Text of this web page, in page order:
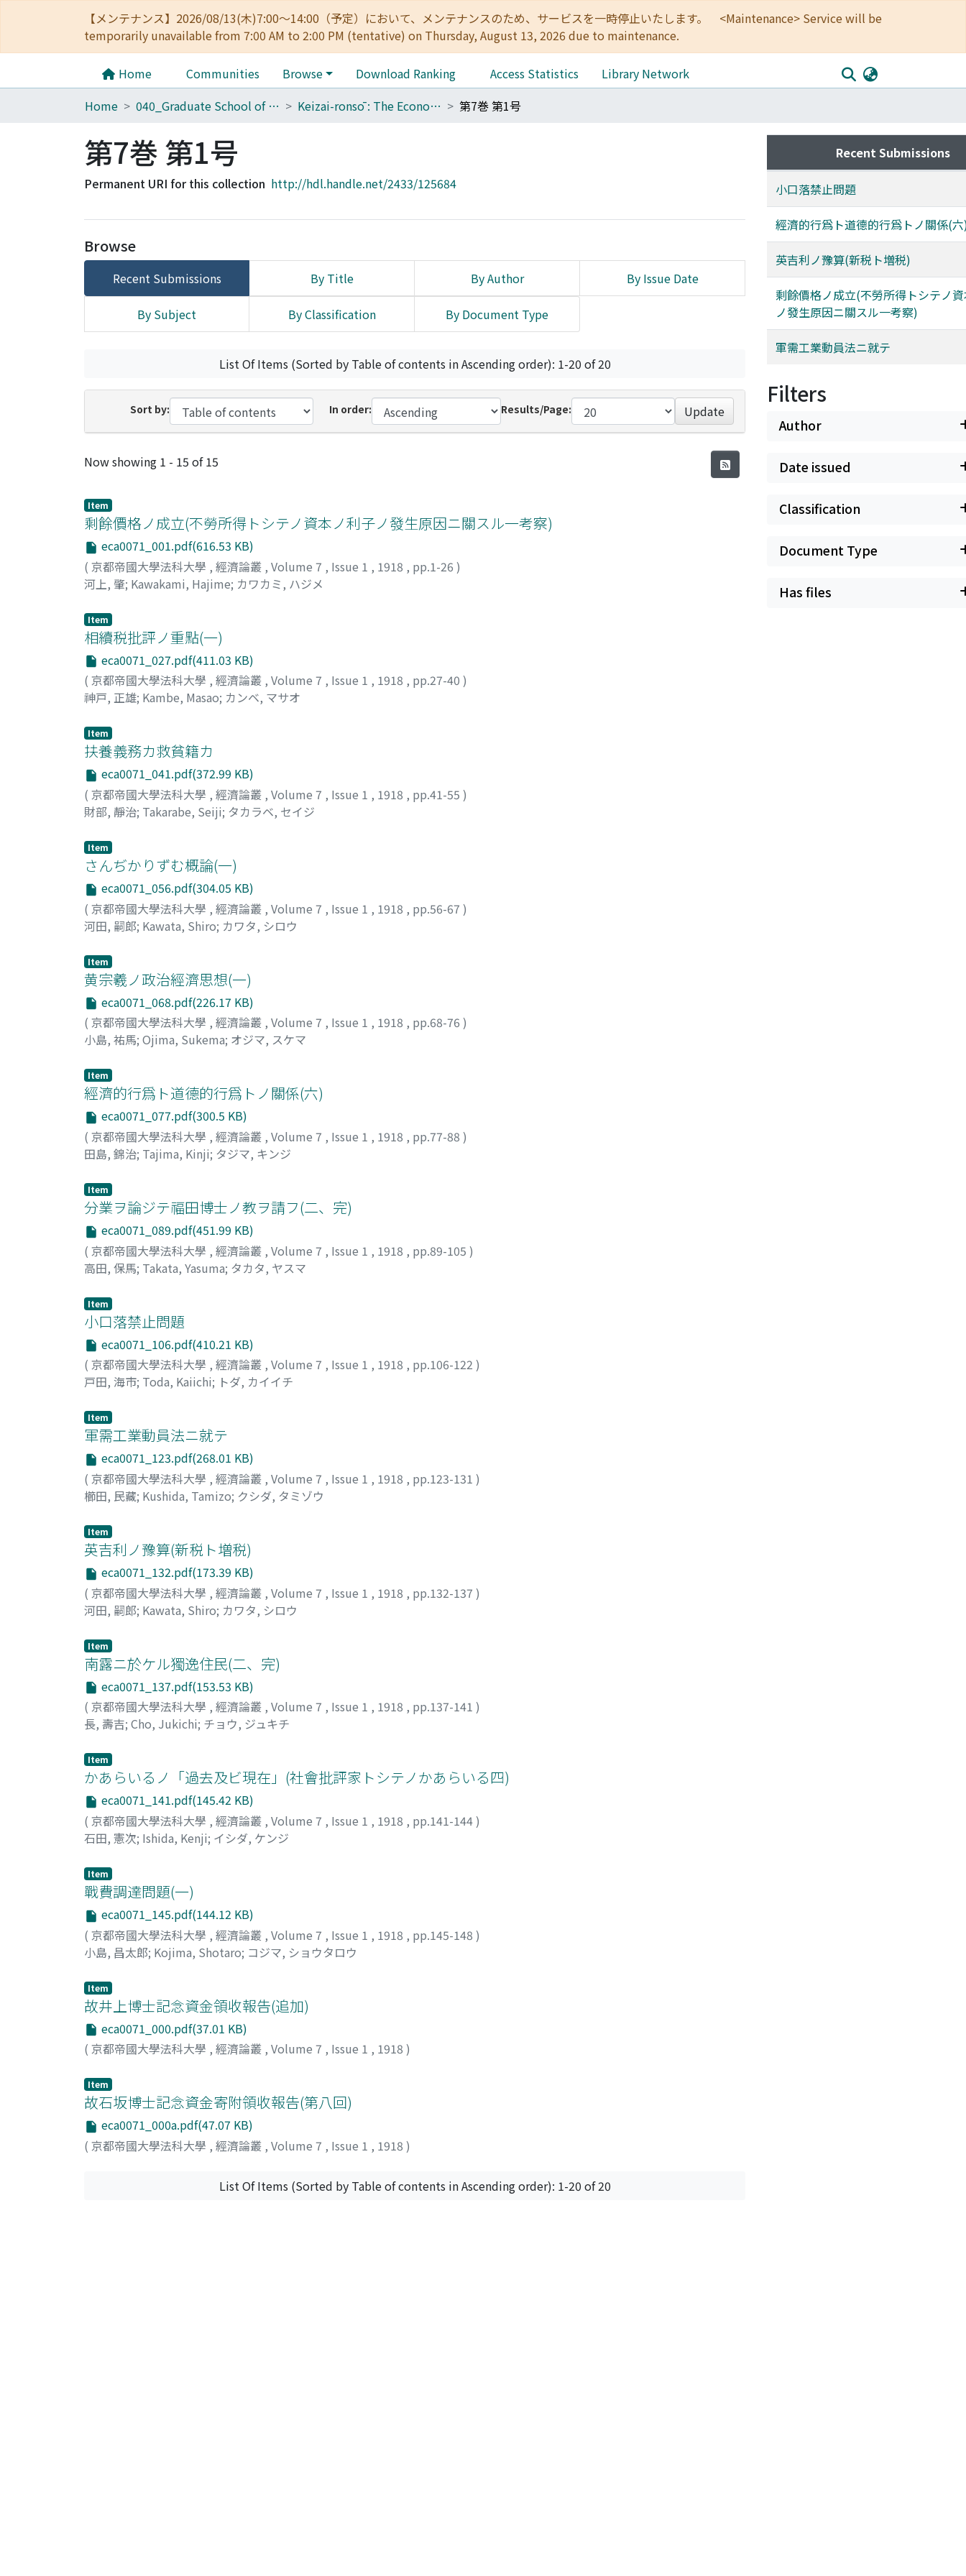
【メンテナンス】2026/08/13(木)7:00～14:00（予定）において、メンテナンスのため、サービスを一時停止いたします。 <Maintenance> Service will be
temporarily unavailable from 7:00 AM to 2:00 PM (tentative) on Thursday, August 13, 2026 due to maintenance.
Home Communities Browse Download Ranking Access Statistics
Library Network
Home
040_Graduate School of Economics Keizai-ronsō : The Economic Review 第7巻 第1号
第7巻 第1号
Permanent URI for this collection http://hdl.handle.net/2433/125684
Browse
Recent Submissions By Title By Author By Issue Date
By Subject By Classification By Document Type
List Of Items (Sorted by Table of contents in Ascending order): 1-20 of 20
Sort by: In order: Results/Page: Update
Recent Submissions
Now showing 1 - 15 of 15
Item
剩餘價格ノ成立(不勞所得トシテノ資本ノ利子ノ發生原因ニ關スル一考察)
eca0071_001.pdf(616.53 KB)
( 京都帝國大學法科大學 , 經濟論叢 , Volume 7 , Issue 1 , 1918 , pp.1-26 )
河上, 肇; Kawakami, Hajime; カワカミ, ハジメ
Item
相續税批評ノ重點(一)
eca0071_027.pdf(411.03 KB)
( 京都帝國大學法科大學 , 經濟論叢 , Volume 7 , Issue 1 , 1918 , pp.27-40 )
神戸, 正雄; Kambe, Masao; カンベ, マサオ
Item
扶養義務カ救貧籍カ
eca0071_041.pdf(372.99 KB)
( 京都帝國大學法科大學 , 經濟論叢 , Volume 7 , Issue 1 , 1918 , pp.41-55 )
財部, 靜治; Takarabe, Seiji; タカラベ, セイジ
Item
さんぢかりずむ概論(一)
eca0071_056.pdf(304.05 KB)
( 京都帝國大學法科大學 , 經濟論叢 , Volume 7 , Issue 1 , 1918 , pp.56-67 )
河田, 嗣郎; Kawata, Shiro; カワタ, シロウ
Item
黄宗羲ノ政治經濟思想(一)
eca0071_068.pdf(226.17 KB)
( 京都帝國大學法科大學 , 經濟論叢 , Volume 7 , Issue 1 , 1918 , pp.68-76 )
小島, 祐馬; Ojima, Sukema; オジマ, スケマ
Item
經濟的行爲ト道德的行爲トノ關係(六)
eca0071_077.pdf(300.5 KB)
( 京都帝國大學法科大學 , 經濟論叢 , Volume 7 , Issue 1 , 1918 , pp.77-88 )
田島, 錦治; Tajima, Kinji; タジマ, キンジ
Item
分業ヲ論ジテ福田博士ノ教ヲ請フ(二、完)
eca0071_089.pdf(451.99 KB)
( 京都帝國大學法科大學 , 經濟論叢 , Volume 7 , Issue 1 , 1918 , pp.89-105 )
高田, 保馬; Takata, Yasuma; タカタ, ヤスマ
Item
小口落禁止問題
eca0071_106.pdf(410.21 KB)
( 京都帝國大學法科大學 , 經濟論叢 , Volume 7 , Issue 1 , 1918 , pp.106-122 )
戸田, 海市; Toda, Kaiichi; トダ, カイイチ
Item
軍需工業動員法ニ就テ
eca0071_123.pdf(268.01 KB)
( 京都帝國大學法科大學 , 經濟論叢 , Volume 7 , Issue 1 , 1918 , pp.123-131 )
櫛田, 民藏; Kushida, Tamizo; クシダ, タミゾウ
Item
英吉利ノ豫算(新税ト増税)
eca0071_132.pdf(173.39 KB)
( 京都帝國大學法科大學 , 經濟論叢 , Volume 7 , Issue 1 , 1918 , pp.132-137 )
河田, 嗣郎; Kawata, Shiro; カワタ, シロウ
Item
南露ニ於ケル獨逸住民(二、完)
eca0071_137.pdf(153.53 KB)
( 京都帝國大學法科大學 , 經濟論叢 , Volume 7 , Issue 1 , 1918 , pp.137-141 )
長, 壽吉; Cho, Jukichi; チョウ, ジュキチ
Item
かあらいるノ「過去及ビ現在」(社會批評家トシテノかあらいる四)
eca0071_141.pdf(145.42 KB)
( 京都帝國大學法科大學 , 經濟論叢 , Volume 7 , Issue 1 , 1918 , pp.141-144)
石田, 憲次; Ishida, Kenji; イシダ, ケンジ
Item
戰費調達問題(一)
eca0071_145.pdf(144.12 KB)
( 京都帝國大學法科大學 , 經濟論叢 , Volume 7 , Issue 1 , 1918 , pp.145-148 )
小島, 昌太郎; Kojima, Shotaro; コジマ, ショウタロウ
Item
故井上博士記念資金領收報告(追加)
eca0071_000.pdf(37.01 KB)
( 京都帝國大學法科大學 , 經濟論叢 , Volume 7 , Issue 1 , 1918 )
Item
故石坂博士記念資金寄附領收報告(第八回)
eca0071_000a.pdf(47.07 KB)
( 京都帝國大學法科大學 , 經濟論叢 , Volume 7 , Issue 1 , 1918 )
List Of Items (Sorted by Table of contents in Ascending order): 1-20 of 20
Recent Submissions
小口落禁止問題
經濟的行爲ト道德的行爲トノ關係(
英吉利ノ豫算(新税ト増税)
剩餘價格ノ成立(不勞所得トシテノ
ノ發生原因ニ關スル一考察)
軍需工業動員法ニ就テ
Filters
Author
Date issued
Classification
Document Type
Has files